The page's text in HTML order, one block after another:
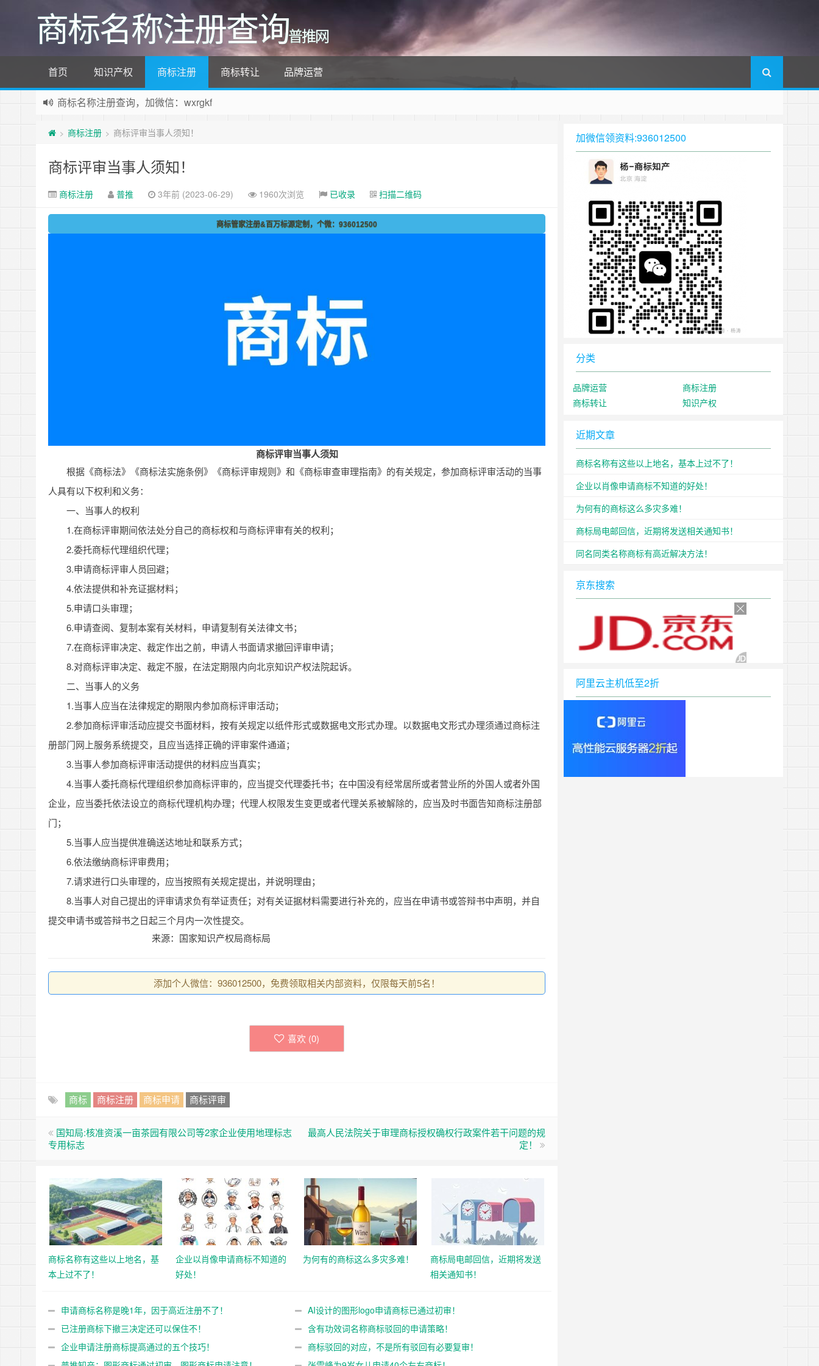
商标名称注册查询普推网
首页 知识产权 商标注册 商标转让 品牌运营
商标名称注册查询，加微信：wxrgkf
> 商标注册 > 商标评审当事人须知！
商标评审当事人须知！
商标注册 普推 3年前 (2023-06-29) 1960次浏览 已收录 扫描二维码
商标管家注册&百万标源定制，个微：936012500
商标评审当事人须知
根据《商标法》《商标法实施条例》《商标评审规则》和《商标审查审理指南》的有关规定，参加商标评审活动的当事
人具有以下权利和义务：
一、当事人的权利
1.在商标评审期间依法处分自己的商标权和与商标评审有关的权利；
2.委托商标代理组织代理；
3.申请商标评审人员回避；
4.依法提供和补充证据材料；
5.申请口头审理；
6.申请查阅、复制本案有关材料，申请复制有关法律文书；
7.在商标评审决定、裁定作出之前，申请人书面请求撤回评审申请；
8.对商标评审决定、裁定不服，在法定期限内向北京知识产权法院起诉。
二、当事人的义务
1.当事人应当在法律规定的期限内参加商标评审活动；
2.参加商标评审活动应提交书面材料，按有关规定以纸件形式或数据电文形式办理。以数据电文形式办理须通过商标注
册部门网上服务系统提交，且应当选择正确的评审案件通道；
3.当事人参加商标评审活动提供的材料应当真实；
4.当事人委托商标代理组织参加商标评审的，应当提交代理委托书；在中国没有经常居所或者营业所的外国人或者外国
企业，应当委托依法设立的商标代理机构办理；代理人权限发生变更或者代理关系被解除的，应当及时书面告知商标注册部
门；
5.当事人应当提供准确送达地址和联系方式；
6.依法缴纳商标评审费用；
7.请求进行口头审理的，应当按照有关规定提出，并说明理由；
8.当事人对自己提出的评审请求负有举证责任；对有关证据材料需要进行补充的，应当在申请书或答辩书中声明，并自
提交申请书或答辩书之日起三个月内一次性提交。
来源：国家知识产权局商标局
添加个人微信：936012500，免费领取相关内部资料，仅限每天前5名！
喜欢 (0)
商标 商标注册 商标申请 商标评审
国知局:核准资溪一亩茶园有限公司等2家企业使用地理标志
专用标志
最高人民法院关于审理商标授权确权行政案件若干问题的规
定！
商标名称有这些以上地名，基
本上过不了！
企业以肖像申请商标不知道的
好处！
为何有的商标这么多灾多难！
商标局电邮回信，近期将发送
相关通知书！
申请商标名称是晚1年，因于高近注册不了！
AI设计的图形logo申请商标已通过初审！
已注册商标下撤三决定还可以保住不！
含有功效词名称商标驳回的申请策略！
企业申请注册商标提高通过的五个技巧！
商标驳回的对应，不是所有驳回有必要复审！
加微信领资料:936012500
分类
品牌运营
商标注册
商标转让
知识产权
近期文章
商标名称有这些以上地名，基本上过不了！
企业以肖像申请商标不知道的好处！
为何有的商标这么多灾多难！
商标局电邮回信，近期将发送相关通知书！
同名同类名称商标有高近解决方法！
京东搜索
阿里云主机低至2折